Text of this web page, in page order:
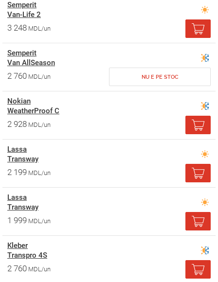
Semperit
Van-Life 2
3 248 MDL/un
Semperit
Van AllSeason
2 760 MDL/un NU E PE STOC
Nokian
WeatherProof C
2 928 MDL/un
Lassa
Transway
2 199 MDL/un
Lassa
Transway
1 999 MDL/un
Kleber
Transpro 4S
2 760 MDL/un